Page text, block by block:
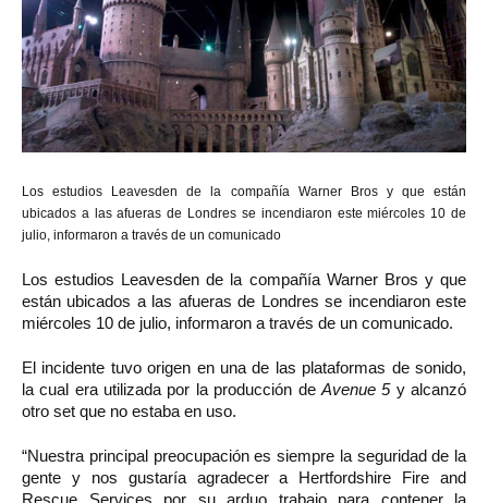
Los estudios Leavesden de la compañía Warner Bros y que están
ubicados a las afueras de Londres se incendiaron este miércoles 10 de
julio, informaron a través de un comunicado
Los estudios Leavesden de la compañía Warner Bros y que
están ubicados a las afueras de Londres se incendiaron este
miércoles 10 de julio, informaron a través de un comunicado.
El incidente tuvo origen en una de las plataformas de sonido,
la cual era utilizada por la producción de Avenue 5y alcanzó
otro set que no estaba en uso.
“Nuestra principal preocupación es siempre la seguridad de la
gente y nos gustaría agradecer a Hertfordshire Fire and
Rescue Services por su arduo trabajo para contener la